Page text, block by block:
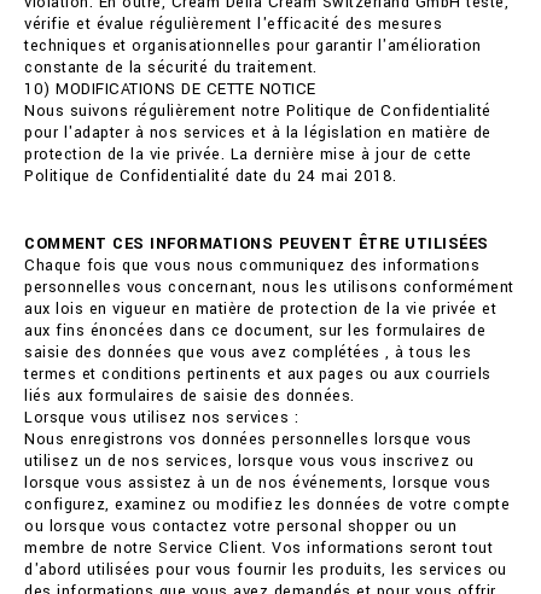
vérifie et évalue régulièrement l'efficacité des mesures
techniques et organisationnelles pour garantir l'amélioration
constante de la sécurité du traitement.
10) MODIFICATIONS DE CETTE NOTICE
Nous suivons régulièrement notre Politique de Confidentialité
pour l'adapter à nos services et à la législation en matière de
protection de la vie privée. La dernière mise à jour de cette
Politique de Confidentialité date du 24 mai 2018.
COMMENT CES INFORMATIONS PEUVENT ÊTRE UTILISÉES
Chaque fois que vous nous communiquez des informations
personnelles vous concernant, nous les utilisons conformément
aux lois en vigueur en matière de protection de la vie privée et
aux fins énoncées dans ce document, sur les formulaires de
saisie des données que vous avez complétées , à tous les
termes et conditions pertinents et aux pages ou aux courriels
liés aux formulaires de saisie des données.
Lorsque vous utilisez nos services :
Nous enregistrons vos données personnelles lorsque vous
utilisez un de nos services, lorsque vous vous inscrivez ou
lorsque vous assistez à un de nos événements, lorsque vous
configurez, examinez ou modifiez les données de votre compte
ou lorsque vous contactez votre personal shopper ou un
membre de notre Service Client. Vos informations seront tout
d'abord utilisées pour vous fournir les produits, les services ou